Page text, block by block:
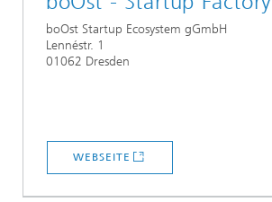
boOst Startup Ecosystem gGmbH
Lennéstr. 1
01062 Dresden
WEBSEITE